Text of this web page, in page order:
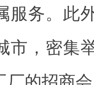
服务。此
市，密集